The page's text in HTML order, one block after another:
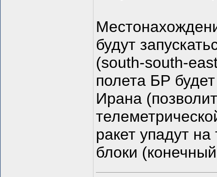
будут
(south-south-
полета БР
Ирана
ракет упадут
блоки